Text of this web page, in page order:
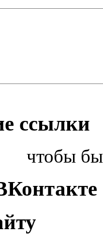
ссылки
чтобы